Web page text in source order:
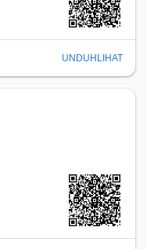
UNDUH LIHAT